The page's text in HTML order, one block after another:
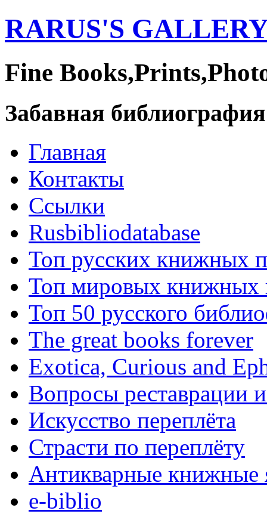
RARUS'S
Fine
Забавная библиография
Главная
Контакты
Ссылки
Rusbibliodatabase
Топ русских книжных
Топ мировых книжных
Топ 50 русского
The great books forever
Exotica, Curious and
Вопросы реставрации
Искусство переплёта
Страсти по переплёту
Антикварные книжные
e-biblio